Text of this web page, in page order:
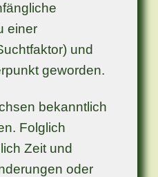
einer
und
geworden.
bekanntlich
Folglich
Zeit und
oder